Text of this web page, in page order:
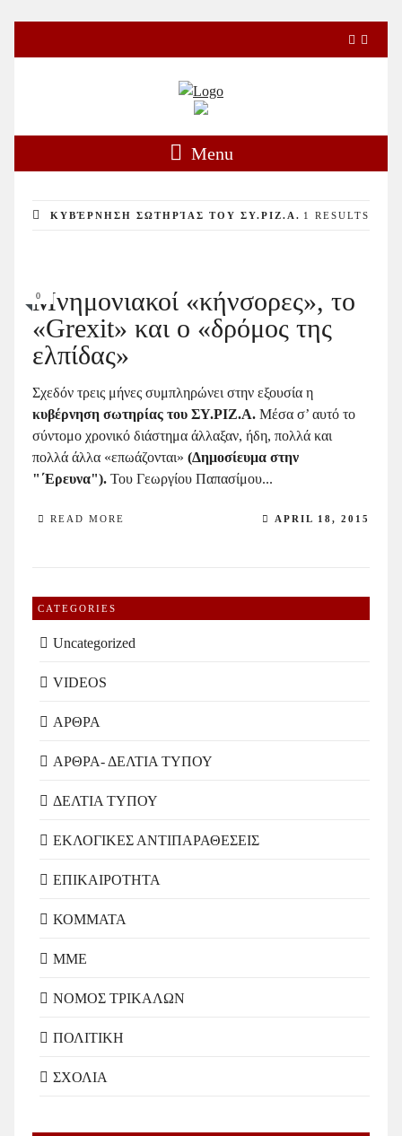
Menu
ΚΥΒΈΡΝΗΣΗ ΣΩΤΗΡΊΑΣ ΤΟΥ ΣΥ.ΡΙΖ.Α. 1 RESULTS
0
Μνημονιακοί «κήνσορες», το
«Grexit» και ο «δρόμος της
ελπίδας»
Σχεδόν τρεις μήνες συμπληρώνει στην εξουσία η
κυβέρνηση σωτηρίας του ΣΥ.ΡΙΖ.Α. Μέσα σ’ αυτό το
σύντομο χρονικό διάστημα άλλαξαν, ήδη, πολλά και
πολλά άλλα «επωάζονται» (Δημοσίευμα στην
"΄Ερευνα"). Του Γεωργίου Παπασίμου...
READ MORE APRIL 18, 2015
CATEGORIES
Uncategorized
VIDEOS
ΑΡΘΡΑ
ΑΡΘΡΑ- ΔΕΛΤΙΑ ΤΥΠΟΥ
ΔΕΛΤΙΑ ΤΥΠΟΥ
ΕΚΛΟΓΙΚΕΣ ΑΝΤΙΠΑΡΑΘΕΣΕΙΣ
ΕΠΙΚΑΙΡΟΤΗΤΑ
ΚΟΜΜΑΤΑ
ΜΜΕ
ΝΟΜΟΣ ΤΡΙΚΑΛΩΝ
ΠΟΛΙΤΙΚΗ
ΣΧΟΛΙΑ